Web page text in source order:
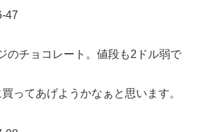
のチョコレート。値段も2ドル弱で
ってあげようかなぁと思います。